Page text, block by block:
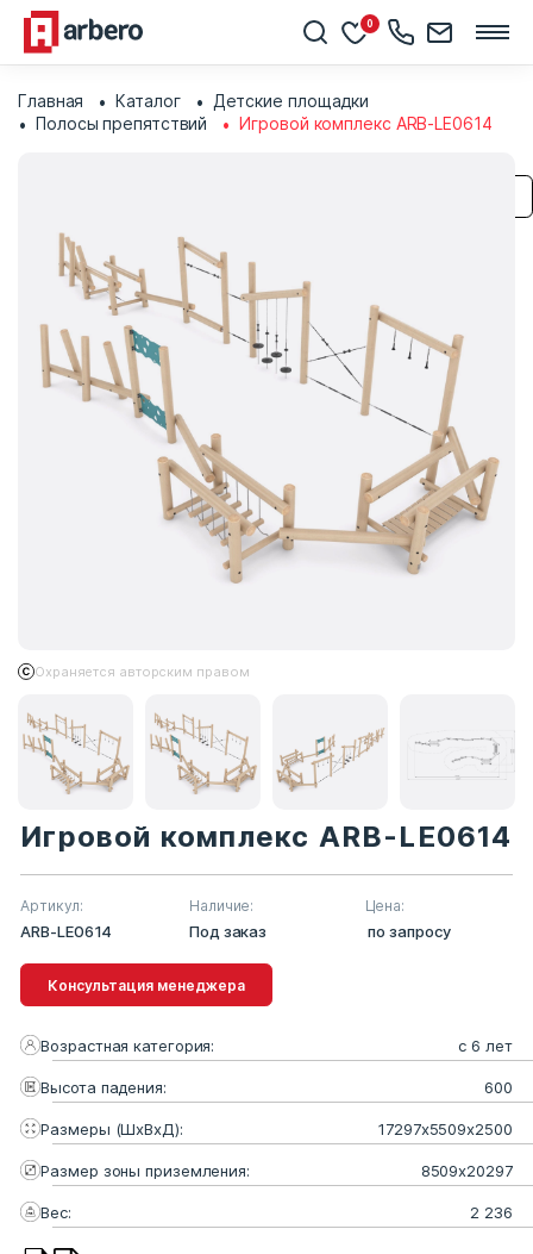
0
Главная Каталог
Детские площадки
Полосы препятствий
Игровой комплекс ARB-LE0614
Охраняется авторским правом
Игровой комплекс ARB-LE0614
Артикул:
ARB-LE0614
Наличие:
Под заказ
Цена:
по запросу
Консультация менеджера
Возрастная категория: с 6 лет
Высота падения: 600
Размеры (ШхВхД): 17297х5509х2500
Размер зоны приземления: 8509x20297
Вес: 2 236